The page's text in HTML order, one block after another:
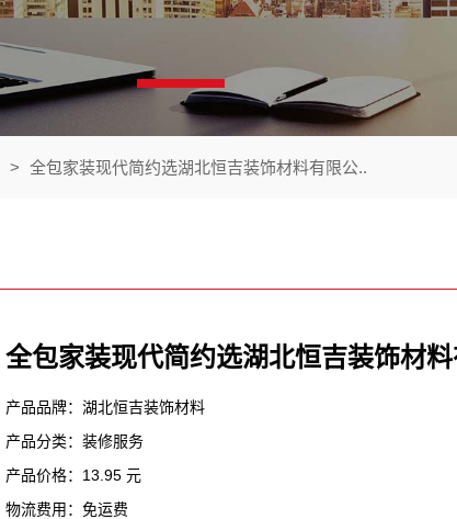
> 全包家装现代简约选湖北恒吉装饰材料有限公..
全包家装现代简约选湖北恒吉装饰材料
产品品牌：湖北恒吉装饰材料
产品分类：装修服务
产品价格：13.95 元
物流费用：免运费